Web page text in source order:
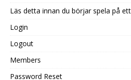
Läs detta innan du börjar spela på
Login
Logout
Members
Password Reset